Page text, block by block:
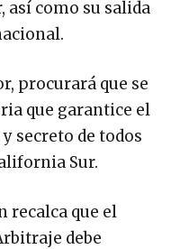
así como su salida
procurará que se
que garantice el
secreto de todos
Sur.
recalca que el
debe